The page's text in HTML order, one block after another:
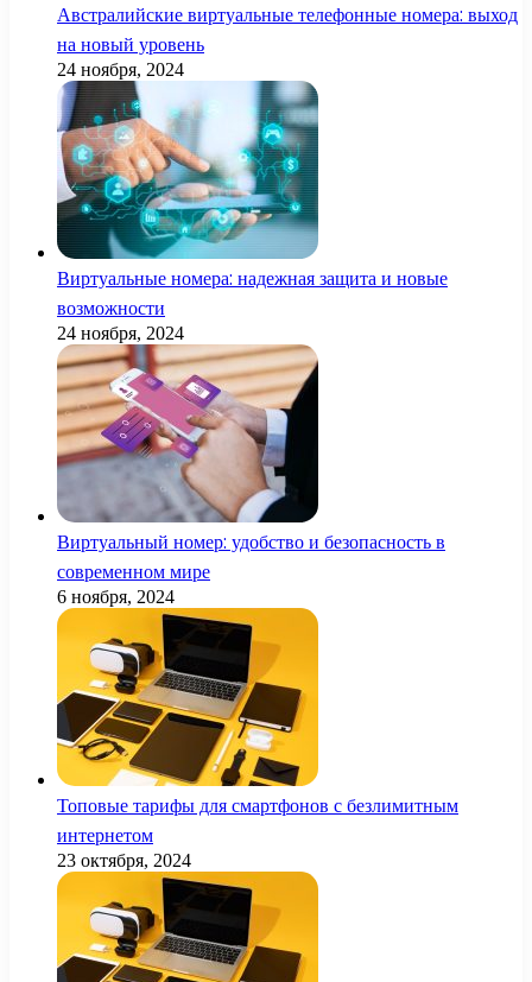
Австралийские виртуальные телефонные номера: выход
на новый уровень
24 ноября, 2024
Виртуальные номера: надежная защита и новые
возможности
24 ноября, 2024
Виртуальный номер: удобство и безопасность в
современном мире
6 ноября, 2024
Топовые тарифы для смартфонов с безлимитным
интернетом
23 октября, 2024